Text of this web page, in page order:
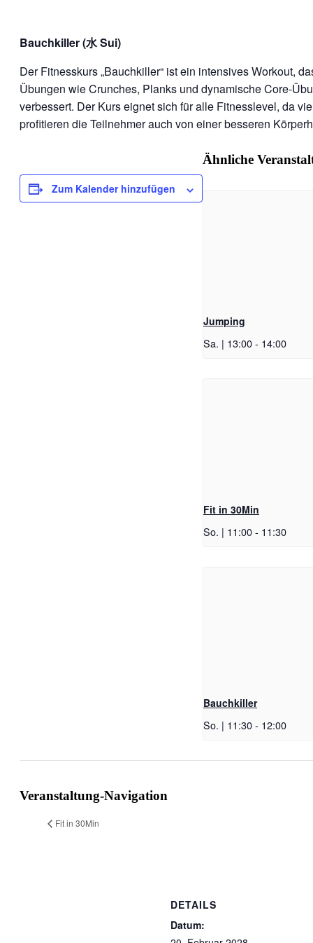
Bauchkiller (水 Sui)
Der Fitnesskurs „Bauchkiller“ ist ein intensives Workout,
Übungen wie Crunches, Planks und dynamische Core-
verbessert. Der Kurs eignet sich für alle Fitnesslevel, da
profitieren die Teilnehmer auch von einer besseren
Zum Kalender hinzufügen
Ähnliche
Jumping
Sa. | 13:00- 14:00
Fit in 30Min
So. | 11:00- 11:30
Bauchkiller
So. | 11:30- 12:00
Veranstaltung-Navigation
Fit in 30Min
DETAILS
Datum: